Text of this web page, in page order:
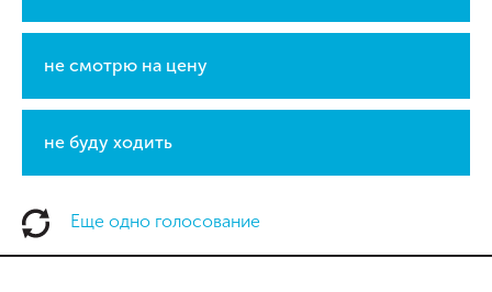
не смотрю на цену
не буду ходить
Еще одно голосование